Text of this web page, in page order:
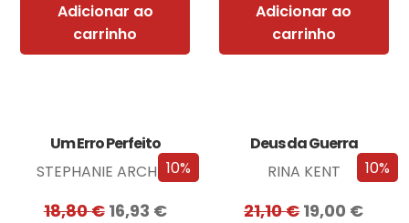
Adicionar ao
carrinho
Adicionar ao
carrinho
10%
Um Erro Perfeito
STEPHANIE ARCHER
18,80€ 16,93 €
10%
Deus da Guerra
RINA KENT
21,10€19,00 €